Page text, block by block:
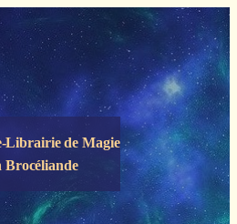
Librairie deMagie
Brocéliande